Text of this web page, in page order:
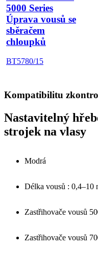
5000 Series
Úprava vousů se
sběračem
chloupků
BT5780/15
Kompatibilitu
Nastavitelný
strojek na vlasy
Modrá
Délka vousů : 0,4–10
Zastřihovače vousů
Zastřihovače vousů